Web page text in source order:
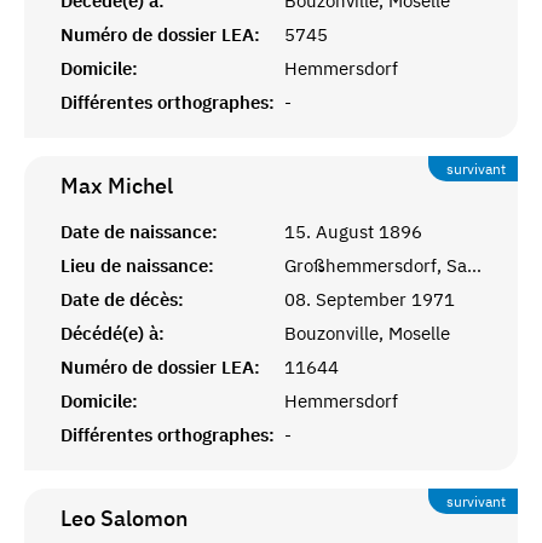
Numéro de dossier LEA:
5745
Domicile:
Hemmersdorf
Différentes orthographes: -
survivant
Max Michel
Date de naissance:
15. August 1896
Lieu de naissance:
Großhemmersdorf, Saarlouis
Date de décès:
08. September 1971
Décédé(e) à:
Bouzonville, Moselle
Numéro de dossier LEA:
11644
Domicile:
Hemmersdorf
Différentes orthographes: -
survivant
Leo Salomon